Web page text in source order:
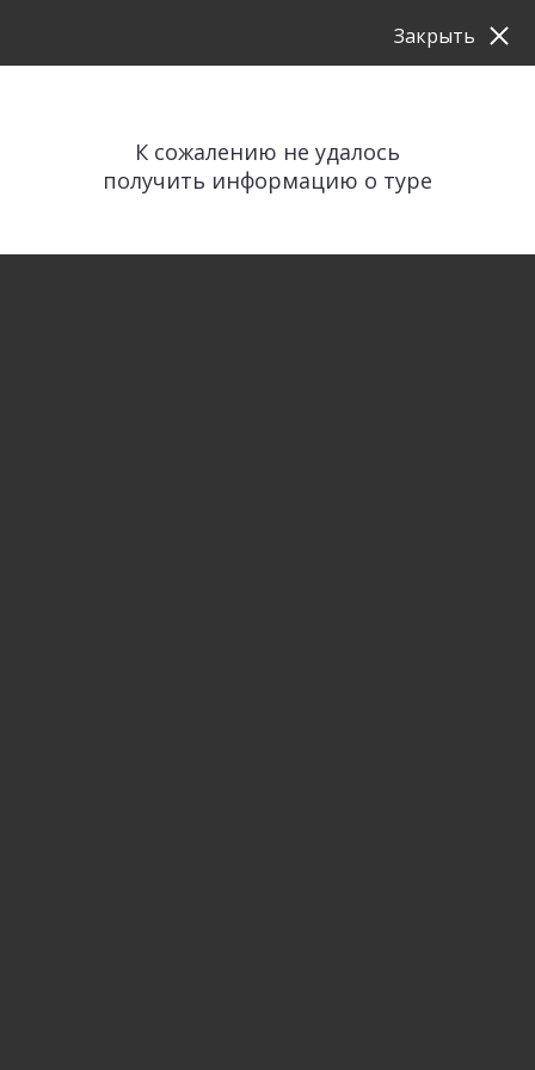
К сожалению не удалось
получить информацию о туре
Закрыть